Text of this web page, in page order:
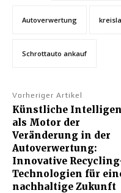
Autoverwertung
Schrottauto ankauf
Vorheriger Artikel
Künstliche
als Motor der
Veränderung in der
Autoverwertung:
Innovative
Technologien für
nachhaltige Zukunft